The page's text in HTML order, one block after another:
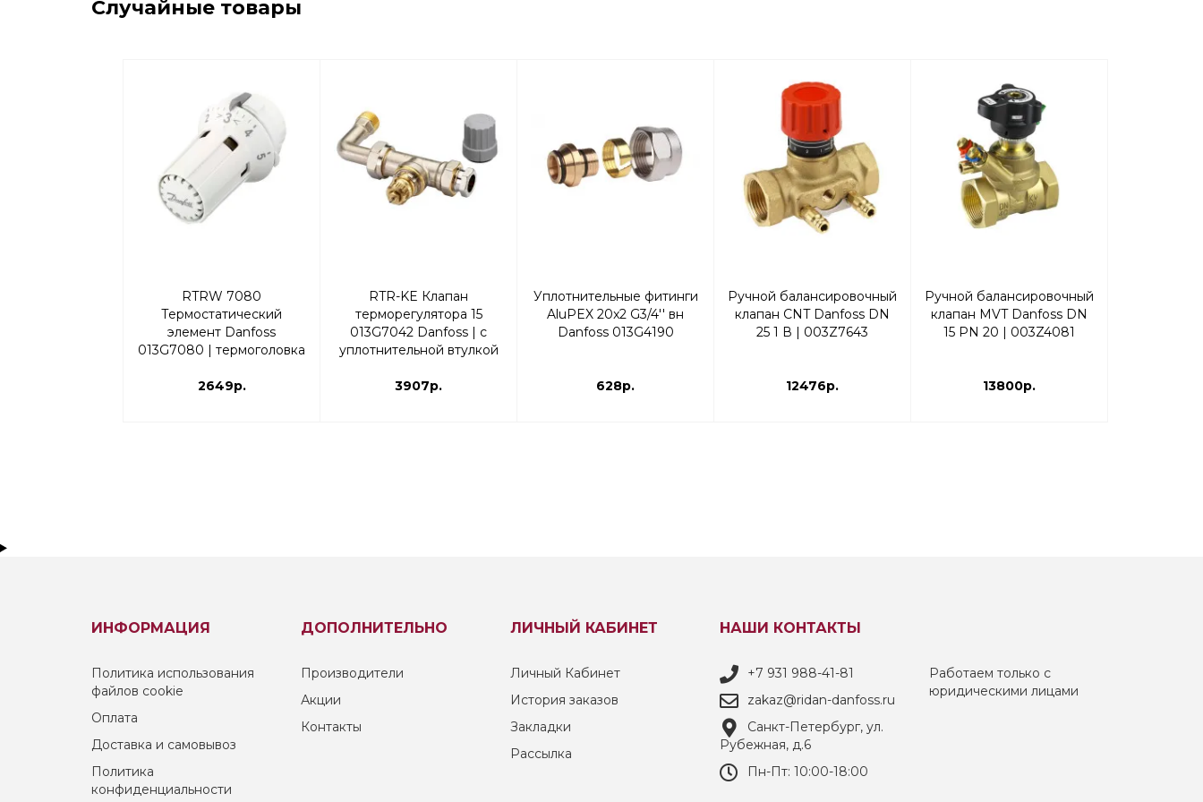
Случайные товары
RTRW 7080
Термостатический
элемент Danfoss
013G7080 | термоголовка
2649р.
RTR-KE Клапан
терморегулятора 15
013G7042 Danfoss | с
уплотнительной втулкой
гайкой
3907р.
Уплотнительные фитинги
AluPEX 20x2 G3/4'' вн
Danfoss 013G4190
628р.
Ручной балансировочный
клапан CNT Danfoss DN
25 1 В | 003Z7643
12476р.
Ручной балансировочный
клапан MVT Danfoss DN
15 PN 20 | 003Z4081
13800р.
ИНФОРМАЦИЯ
Политика использования
файлов cookie
Оплата
Доставка и самовывоз
Политика
конфиденциальности
ДОПОЛНИТЕЛЬНО
Производители
Акции
Контакты
ЛИЧНЫЙ КАБИНЕТ
Личный Кабинет
История заказов
Закладки
Рассылка
НАШИ КОНТАКТЫ
+7 931 988-41-81
zakaz@ridan-danfoss.ru
Санкт-Петербург, ул.
Рубежная, д.6
Пн-Пт: 10:00-18:00
Работаем только с
юридическими лицами